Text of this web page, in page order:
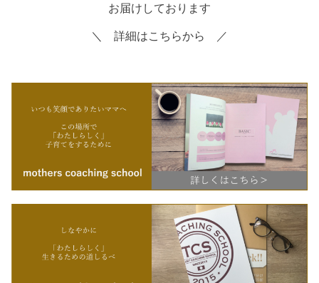
お届けしております
＼ 詳細はこちらから ／